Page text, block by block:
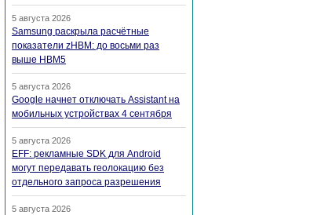
5 августа 2026
Samsung раскрыла расчётные
показатели zHBM: до восьми раз
выше HBM5
5 августа 2026
Google начнет отключать Assistant на
мобильных устройствах 4 сентября
5 августа 2026
EFF: рекламные SDK для Android
могут передавать геолокацию без
отдельного запроса разрешения
5 августа 2026